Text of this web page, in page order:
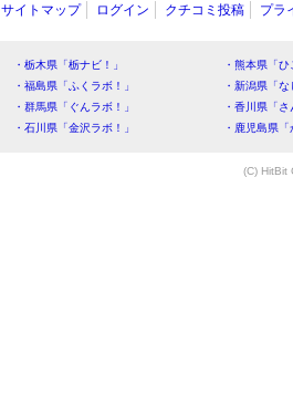
サイトマップ ログイン クチコミ投稿 プラ
・栃木県「栃ナビ！」
・熊本県「
・福島県「ふくラボ！」
・新潟県「
・群馬県「ぐんラボ！」
・香川県「
・石川県「金沢ラボ！」
・鹿児島県
(C) HitBit